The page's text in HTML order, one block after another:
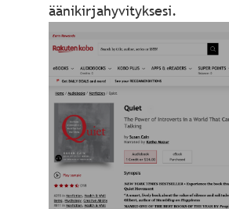
äänikirjahyvityksesi.